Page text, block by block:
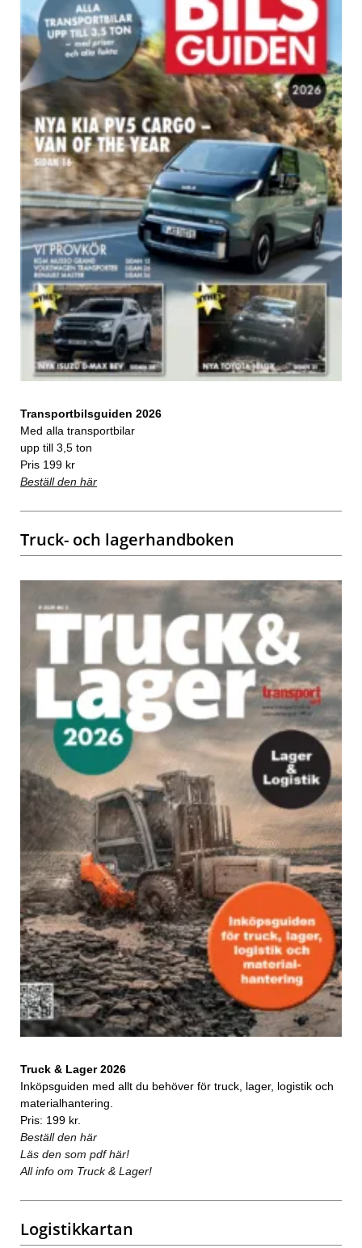
Transportbilsguiden 2026
Med alla transportbilar
upp till 3,5 ton
Pris 199 kr
Beställ den här
Truck- och lagerhandboken
Truck & Lager 2026
Inköpsguiden med allt du behöver för truck, lager, logistik och
materialhantering.
Pris: 199 kr.
Beställ den här
Läs den som pdf här!
All info om Truck & Lager!
Logistikkartan